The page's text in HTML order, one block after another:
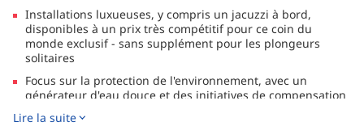
Installations luxueuses, y compris un jacuzzi à bord,
disponibles à un prix très compétitif pour ce coin du
monde exclusif - sans supplément pour les plongeurs
solitaires
Focus sur la protection de l'environnement, avec un
générateur d'eau douce et des initiatives de compensation
Lire la suite